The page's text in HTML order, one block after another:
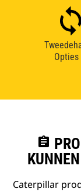
Opties
assignment
Caterpillar